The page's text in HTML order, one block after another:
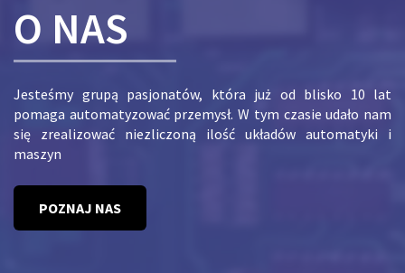
O NAS
Jesteśmy grupą pasjonatów, która już od blisko 10 lat
pomaga automatyzować przemysł. W tym czasie udało nam
się zrealizować niezliczoną ilość układów automatyki i
maszyn
POZNAJ NAS